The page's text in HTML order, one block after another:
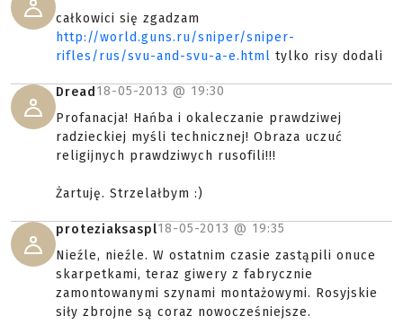
całkowici się zgadzam
http://world.guns.ru/sniper/sniper-
rifles/rus/svu-and-svu-a-e.html tylko risy dodali
Dread 18-05-2013 @ 19:30
Profanacja! Hańba i okaleczanie prawdziwej
radzieckiej myśli technicznej! Obraza uczuć
religijnych prawdziwych rusofili!!!
Żartuję. Strzelałbym :)
proteziaksaspl18-05-2013 @ 19:35
Nieźle, nieźle. W ostatnim czasie zastąpili onuce
skarpetkami, teraz giwery z fabrycznie
zamontowanymi szynami montażowymi. Rosyjskie
siły zbrojne są coraz nowocześniejsze.